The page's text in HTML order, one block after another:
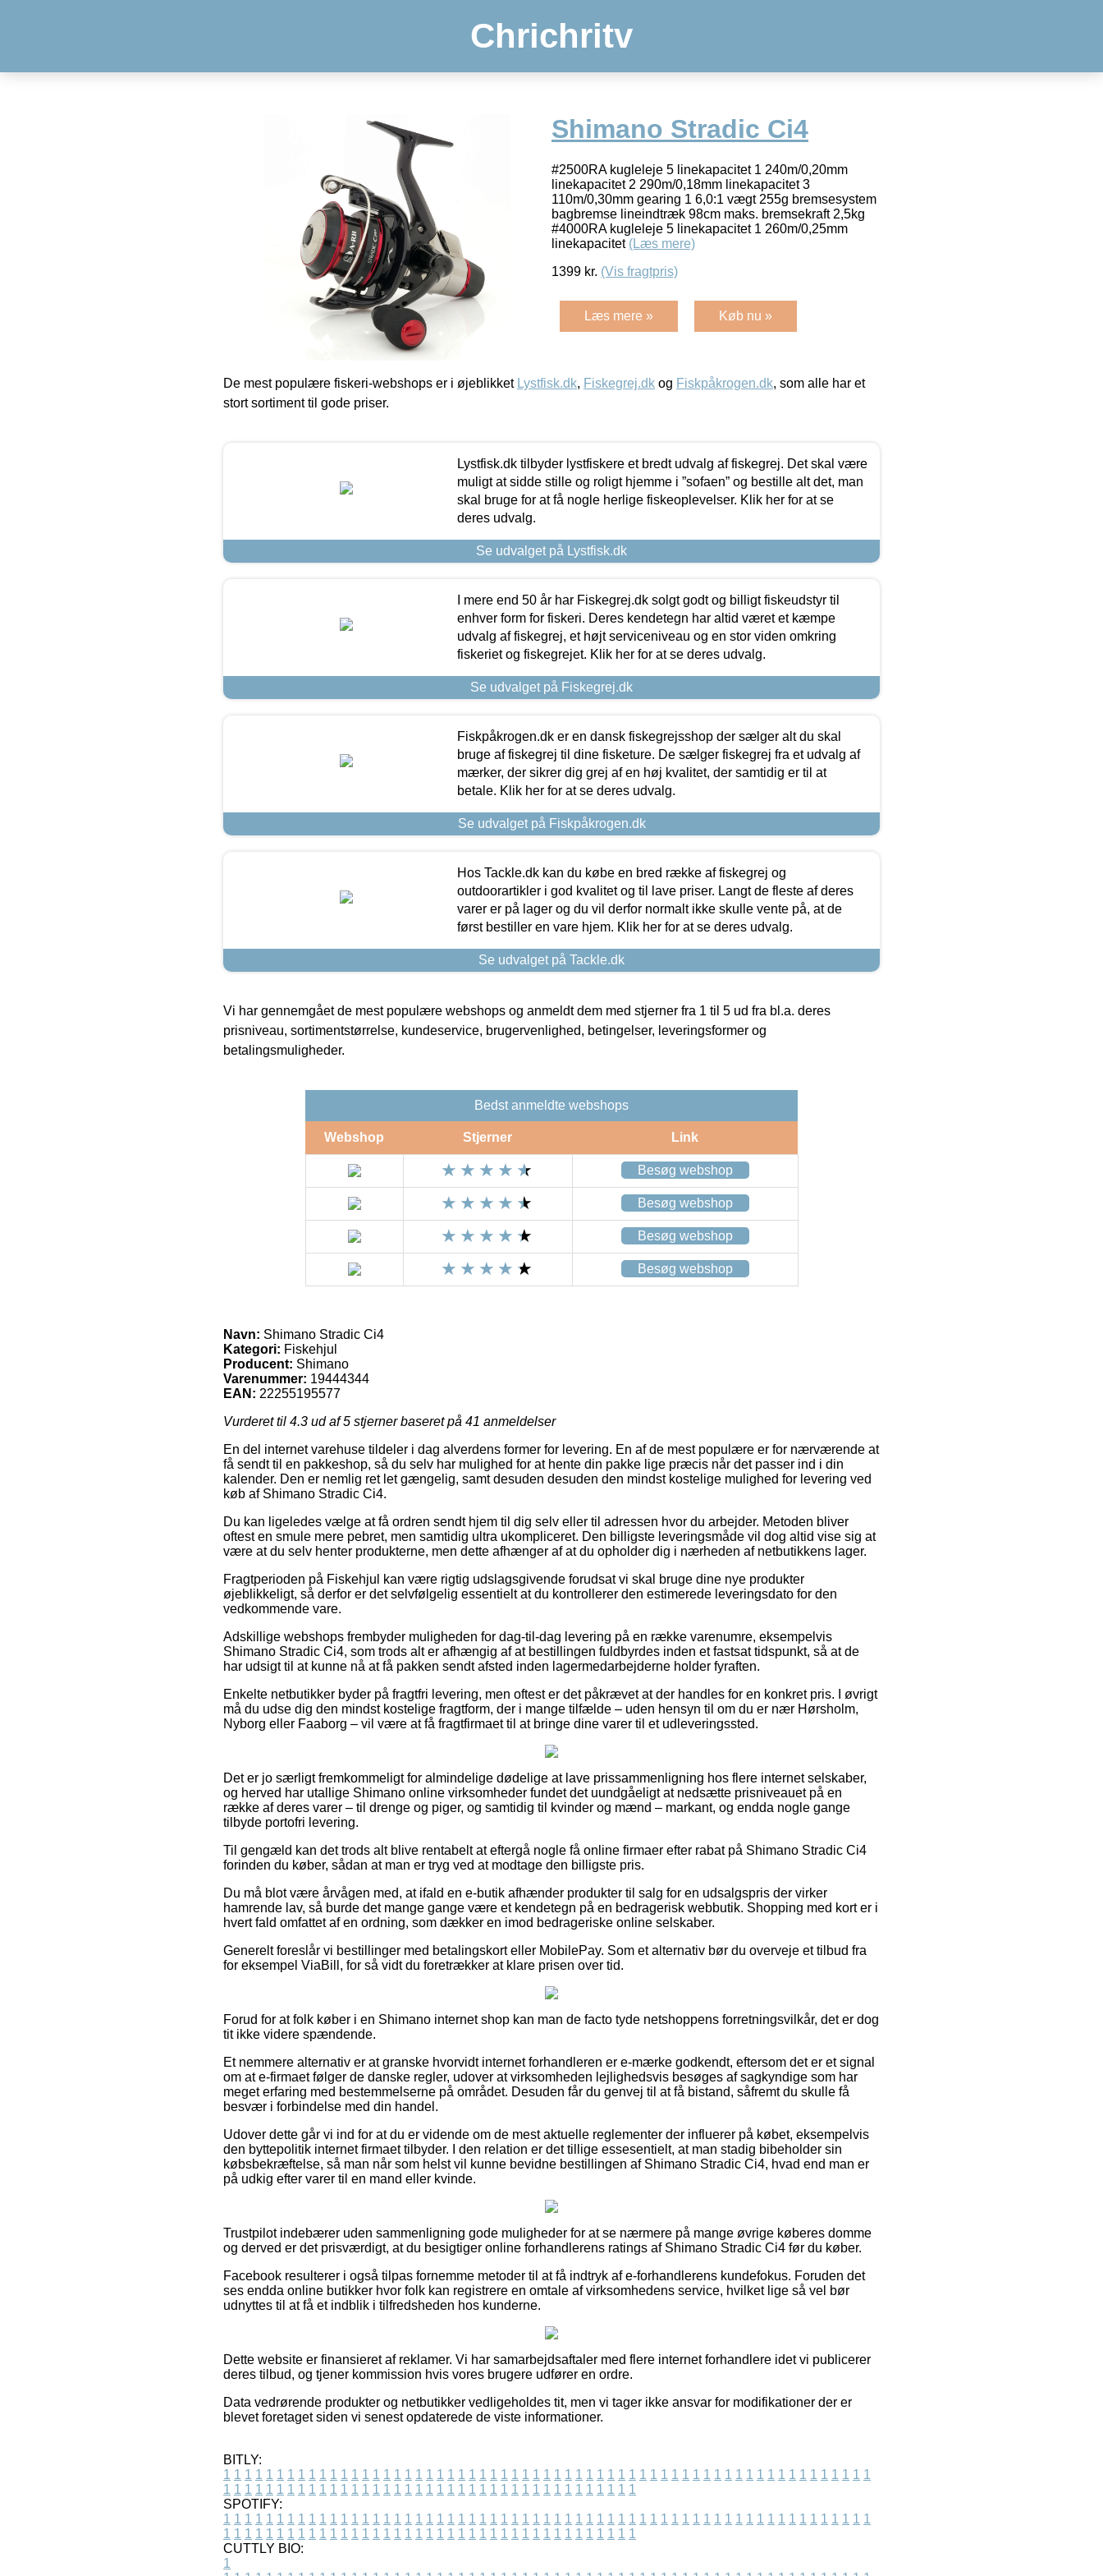
Chrichritv
Shimano Stradic Ci4
#2500RA kugleleje 5 linekapacitet 1 240m/0,20mm
linekapacitet 2 290m/0,18mm linekapacitet 3
110m/0,30mm gearing 1 6,0:1 vægt 255g bremsesystem
bagbremse lineindtræk 98cm maks. bremsekraft 2,5kg
#4000RA kugleleje 5 linekapacitet 1 260m/0,25mm
linekapacitet (Læs mere)
1399 kr. (Vis fragtpris)
Læs mere » Køb nu »
De mest populære fiskeri-webshops er i øjeblikket Lystfisk.dk, Fiskegrej.dk og Fiskpåkrogen.dk, som alle har et
stort sortiment til gode priser.
Lystfisk.dk tilbyder lystfiskere et bredt udvalg af fiskegrej. Det skal være
muligt at sidde stille og roligt hjemme i ”sofaen” og bestille alt det, man
skal bruge for at få nogle herlige fiskeoplevelser. Klik her for at se
deres udvalg.
Se udvalget på Lystfisk.dk
I mere end 50 år har Fiskegrej.dk solgt godt og billigt fiskeudstyr til
enhver form for fiskeri. Deres kendetegn har altid været et kæmpe
udvalg af fiskegrej, et højt serviceniveau og en stor viden omkring
fiskeriet og fiskegrejet. Klik her for at se deres udvalg.
Se udvalget på Fiskegrej.dk
Fiskpåkrogen.dk er en dansk fiskegrejsshop der sælger alt du skal
bruge af fiskegrej til dine fisketure. De sælger fiskegrej fra et udvalg af
mærker, der sikrer dig grej af en høj kvalitet, der samtidig er til at
betale. Klik her for at se deres udvalg.
Se udvalget på Fiskpåkrogen.dk
Hos Tackle.dk kan du købe en bred række af fiskegrej og
outdoorartikler i god kvalitet og til lave priser. Langt de fleste af deres
varer er på lager og du vil derfor normalt ikke skulle vente på, at de
først bestiller en vare hjem. Klik her for at se deres udvalg.
Se udvalget på Tackle.dk
Vi har gennemgået de mest populære webshops og anmeldt dem med stjerner fra 1 til 5 ud fra bl.a. deres
prisniveau, sortimentstørrelse, kundeservice, brugervenlighed, betingelser, leveringsformer og
betalingsmuligheder.
Bedst anmeldte webshops
Webshop Stjerner Link
Besøg webshop
Besøg webshop
Besøg webshop
Besøg webshop
Navn: Shimano Stradic Ci4
Kategori: Fiskehjul
Producent: Shimano
Varenummer: 19444344
EAN: 22255195577
Vurderet til 4.3 ud af 5 stjerner baseret på 41 anmeldelser
En del internet varehuse tildeler i dag alverdens former for levering. En af de mest populære er for nærværende at
få sendt til en pakkeshop, så du selv har mulighed for at hente din pakke lige præcis når det passer ind i din
kalender. Den er nemlig ret let gængelig, samt desuden desuden den mindst kostelige mulighed for levering ved
køb af Shimano Stradic Ci4.
Du kan ligeledes vælge at få ordren sendt hjem til dig selv eller til adressen hvor du arbejder. Metoden bliver
oftest en smule mere pebret, men samtidig ultra ukompliceret. Den billigste leveringsmåde vil dog altid vise sig at
være at du selv henter produkterne, men dette afhænger af at du opholder dig i nærheden af netbutikkens lager.
Fragtperioden på Fiskehjul kan være rigtig udslagsgivende forudsat vi skal bruge dine nye produkter
øjeblikkeligt, så derfor er det selvfølgelig essentielt at du kontrollerer den estimerede leveringsdato for den
vedkommende vare.
Adskillige webshops frembyder muligheden for dag-til-dag levering på en række varenumre, eksempelvis
Shimano Stradic Ci4, som trods alt er afhængig af at bestillingen fuldbyrdes inden et fastsat tidspunkt, så at de
har udsigt til at kunne nå at få pakken sendt afsted inden lagermedarbejderne holder fyraften.
Enkelte netbutikker byder på fragtfri levering, men oftest er det påkrævet at der handles for en konkret pris. I øvrigt
må du udse dig den mindst kostelige fragtform, der i mange tilfælde – uden hensyn til om du er nær Hørsholm,
Nyborg eller Faaborg – vil være at få fragtfirmaet til at bringe dine varer til et udleveringssted.
Det er jo særligt fremkommeligt for almindelige dødelige at lave prissammenligning hos flere internet selskaber,
og herved har utallige Shimano online virksomheder fundet det uundgåeligt at nedsætte prisniveauet på en
række af deres varer – til drenge og piger, og samtidig til kvinder og mænd – markant, og endda nogle gange
tilbyde portofri levering.
Til gengæld kan det trods alt blive rentabelt at eftergå nogle få online firmaer efter rabat på Shimano Stradic Ci4
forinden du køber, sådan at man er tryg ved at modtage den billigste pris.
Du må blot være årvågen med, at ifald en e-butik afhænder produkter til salg for en udsalgspris der virker
hamrende lav, så burde det mange gange være et kendetegn på en bedragerisk webbutik. Shopping med kort er i
hvert fald omfattet af en ordning, som dækker en imod bedrageriske online selskaber.
Generelt foreslår vi bestillinger med betalingskort eller MobilePay. Som et alternativ bør du overveje et tilbud fra
for eksempel ViaBill, for så vidt du foretrækker at klare prisen over tid.
Forud for at folk køber i en Shimano internet shop kan man de facto tyde netshoppens forretningsvilkår, det er dog
tit ikke videre spændende.
Et nemmere alternativ er at granske hvorvidt internet forhandleren er e-mærke godkendt, eftersom det er et signal
om at e-firmaet følger de danske regler, udover at virksomheden lejlighedsvis besøges af sagkyndige som har
meget erfaring med bestemmelserne på området. Desuden får du genvej til at få bistand, såfremt du skulle få
besvær i forbindelse med din handel.
Udover dette går vi ind for at du er vidende om de mest aktuelle reglementer der influerer på købet, eksempelvis
den byttepolitik internet firmaet tilbyder. I den relation er det tillige essesentielt, at man stadig bibeholder sin
købsbekræftelse, så man når som helst vil kunne bevidne bestillingen af Shimano Stradic Ci4, hvad end man er
på udkig efter varer til en mand eller kvinde.
Trustpilot indebærer uden sammenligning gode muligheder for at se nærmere på mange øvrige køberes domme
og derved er det prisværdigt, at du besigtiger online forhandlerens ratings af Shimano Stradic Ci4 før du køber.
Facebook resulterer i også tilpas fornemme metoder til at få indtryk af e-forhandlerens kundefokus. Foruden det
ses endda online butikker hvor folk kan registrere en omtale af virksomhedens service, hvilket lige så vel bør
udnyttes til at få et indblik i tilfredsheden hos kunderne.
Dette website er finansieret af reklamer. Vi har samarbejdsaftaler med flere internet forhandlere idet vi publicerer
deres tilbud, og tjener kommission hvis vores brugere udfører en ordre.
Data vedrørende produkter og netbutikker vedligeholdes tit, men vi tager ikke ansvar for modifikationer der er
blevet foretaget siden vi senest opdaterede de viste informationer.
BITLY:
1 1 1 1 1 1 1 1 1 1 1 1 1 1 1 1 1 1 1 1 1 1 1 1 1 1 1 1 1 1 1 1 1 1 1 1 1 1 1 1 1 1 1 1 1 1 1 1 1 1 1 1 1 1 1 1 1 1 1 1 1
1 1 1 1 1 1 1 1 1 1 1 1 1 1 1 1 1 1 1 1 1 1 1 1 1 1 1 1 1 1 1 1 1 1 1 1 1 1 1
SPOTIFY:
1 1 1 1 1 1 1 1 1 1 1 1 1 1 1 1 1 1 1 1 1 1 1 1 1 1 1 1 1 1 1 1 1 1 1 1 1 1 1 1 1 1 1 1 1 1 1 1 1 1 1 1 1 1 1 1 1 1 1 1 1
1 1 1 1 1 1 1 1 1 1 1 1 1 1 1 1 1 1 1 1 1 1 1 1 1 1 1 1 1 1 1 1 1 1 1 1 1 1 1
CUTTLY BIO:
1